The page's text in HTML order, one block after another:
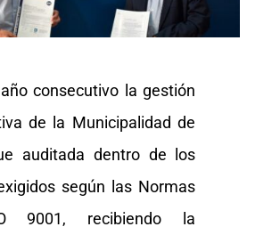
consecutivo la gestión
de la Municipalidad de
auditada dentro de los
según las Normas
9001, recibiendo la